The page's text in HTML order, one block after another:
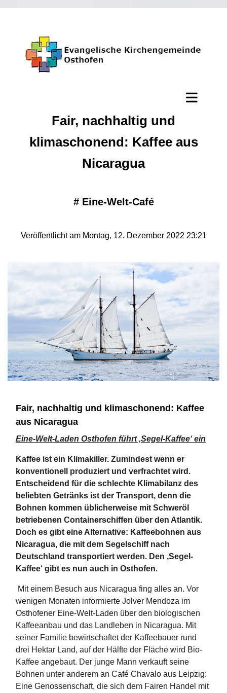
Fair, nachhaltig und
klimaschonend: Kaffee aus
Nicaragua
# Eine-Welt-Café
Veröffentlicht am Montag, 12. Dezember 2022 23:21
Fair, nachhaltig und klimaschonend: Kaffee
aus Nicaragua
Eine-Welt-Laden Osthofen führt ‚Segel-Kaffee‘ ein
Kaffee ist ein Klimakiller. Zumindest wenn er
konventionell produziert und verfrachtet wird.
Entscheidend für die schlechte Klimabilanz des
beliebten Getränks ist der Transport, denn die
Bohnen kommen üblicherweise mit Schweröl
betriebenen Containerschiffen über den Atlantik.
Doch es gibt eine Alternative: Kaffeebohnen aus
Nicaragua, die mit dem Segelschiff nach
Deutschland transportiert werden. Den ‚Segel-
Kaffee‘ gibt es nun auch in Osthofen.
Mit einem Besuch aus Nicaragua fing alles an. Vor
wenigen Monaten informierte Jolver Mendoza im
Osthofener Eine-Welt-Laden über den biologischen
Kaffeeanbau und das Landleben in Nicaragua. Mit
seiner Familie bewirtschaftet der Kaffeebauer rund
drei Hektar Land, auf der Hälfte der Fläche wird Bio-
Kaffee angebaut. Der junge Mann verkauft seine
Bohnen unter anderem an Café Chavalo aus Leipzig:
Eine Genossenschaft, die sich dem Fairen Handel mit